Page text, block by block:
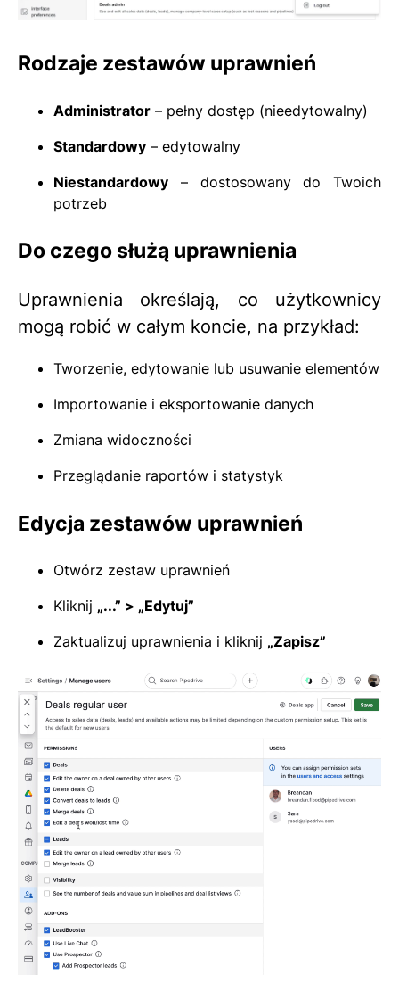
Rodzaje zestawów uprawnień
Administrator – pełny dostęp (nieedytowalny)
Standardowy – edytowalny
Niestandardowy – dostosowany do Twoich
potrzeb
Do czego służą uprawnienia
Uprawnienia określają, co użytkownicy
mogą robić w całym koncie, na przykład:
Tworzenie, edytowanie lub usuwanie elementów
Importowanie i eksportowanie danych
Zmiana widoczności
Przeglądanie raportów i statystyk
Edycja zestawów uprawnień
Otwórz zestaw uprawnień
Kliknij „...” > „Edytuj”
Zaktualizuj uprawnienia i kliknij „Zapisz”